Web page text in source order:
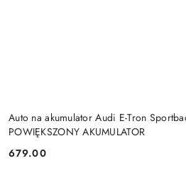
Auto na akumulator Audi E-Tron
POWIĘKSZONY AKUMULATOR
Cena:
679.00